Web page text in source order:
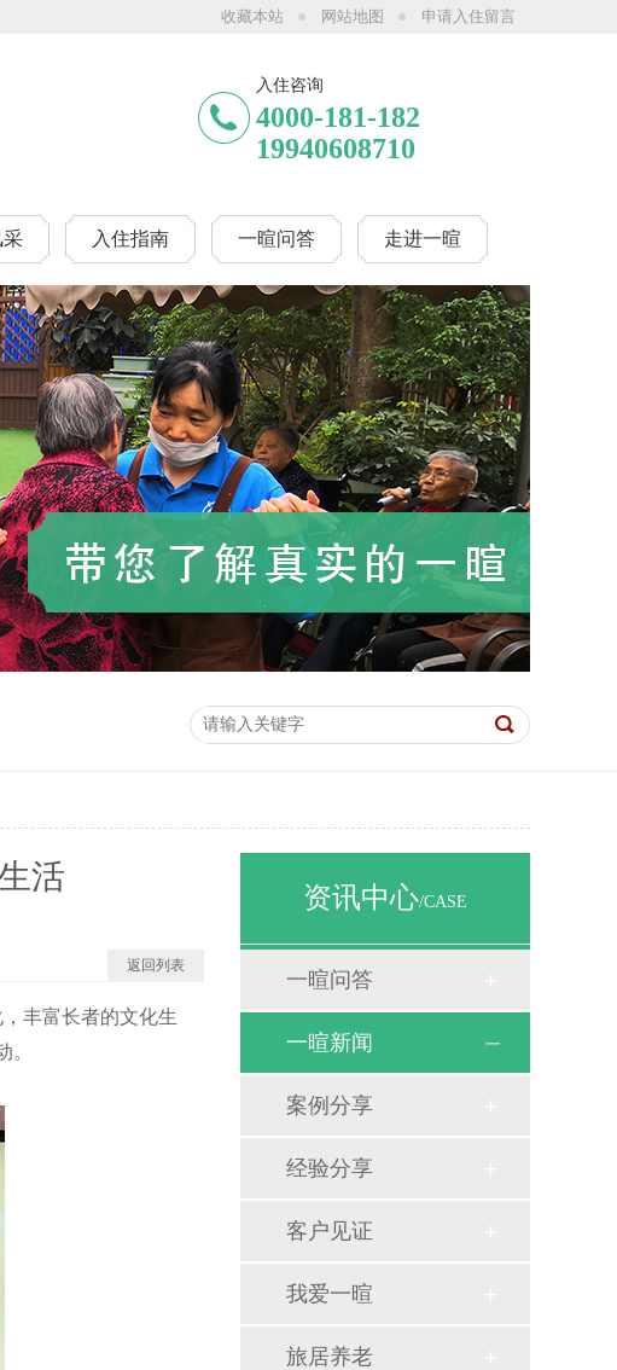
分别有一暄康养海洋公园（南门）院、一暄康养两河公园（西门）院、一暄天仁院、
收藏本站 网站地图 申请入住留言
入住咨询
4000-181-182
19940608710
采 入住指南 一暄问答 走进一暄
活
返回列表
丰富长者的文化生
。
资讯中心/CASE
一暄问答
一暄新闻
案例分享
经验分享
客户见证
我爱一暄
旅居养老